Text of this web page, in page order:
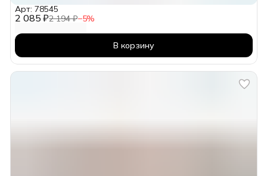
2 085 ₽2 194 ₽−5%
Арт: 78545
В корзину